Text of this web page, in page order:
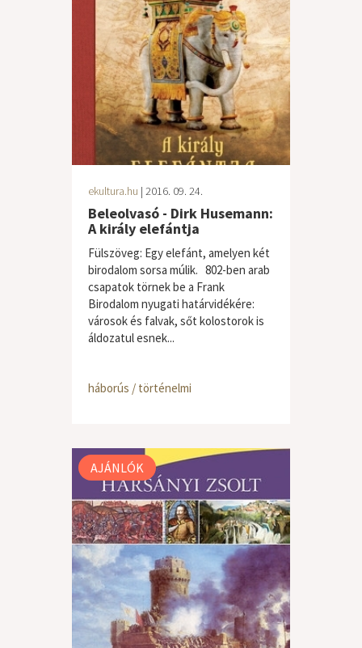
ekultura.hu | 2016. 09. 24.
Beleolvasó - Dirk Husemann:
A király elefántja
Fülszöveg: Egy elefánt, amelyen két
birodalom sorsa múlik. 802-ben arab
csapatok törnek be a Frank
Birodalom nyugati határvidékére:
városok és falvak, sőt kolostorok is
áldozatul esnek...
háborús / történelmi
AJÁNLÓK